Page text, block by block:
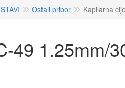
Ostali pribor Kapilarna
49 1.25mm/